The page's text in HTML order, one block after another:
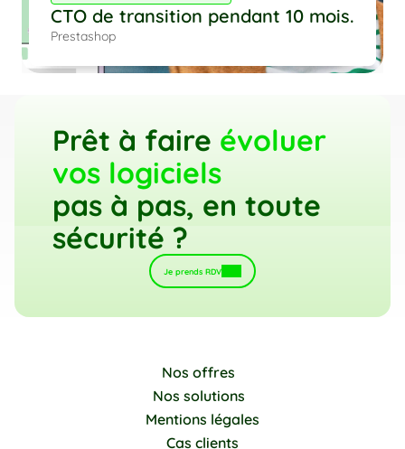
CTO de transition pendant 10 mois.
Prestashop
Prêt à faire évoluer
vos logiciels
pas à pas, en toute
sécurité ?
Je prends RDV
Nos offres
Nos solutions
Mentions légales
Cas clients